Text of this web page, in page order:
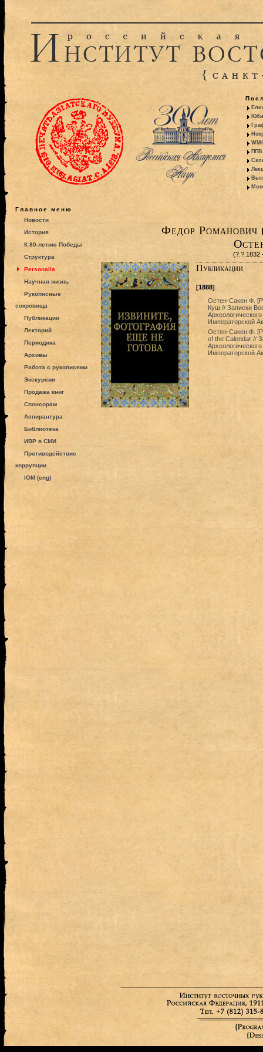
ППВ
Главное меню
Новости
История
К 80-летию Победы
Структура
Personalia
Научная жизнь
Рукописные
сокровища
Публикации
Лекторий
Периодика
Архивы
Работа с рукописями
Экскурсии
Продажа книг
Спонсорам
Аспирантура
Библиотека
ИВР в СМИ
Противодействие
коррупции
IOM (eng)
Федор Романович
(?.?.1832
Публикации
[1888]
Остен-Сакен Ф.
Куш // Записки
Императорской
Остен-Сакен Ф.
of the Calendar //
Императорской